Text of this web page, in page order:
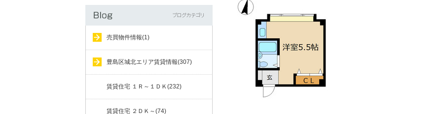
売買物件情報(1)
豊島区城北エリア賃貸情報(307)
賃貸住宅 １Ｒ～１ＤＫ(232)
賃貸住宅 ２ＤＫ～(74)